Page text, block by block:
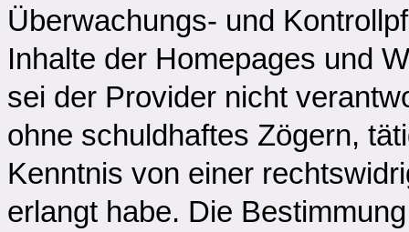
Überwachungs- und
Inhalte der Homepages und
sei der Provider nicht
ohne schuldhaftes Zögern,
Kenntnis von einer
erlangt habe. Die